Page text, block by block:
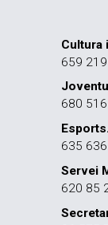
Cultura
659
680
635
Servei
620 85